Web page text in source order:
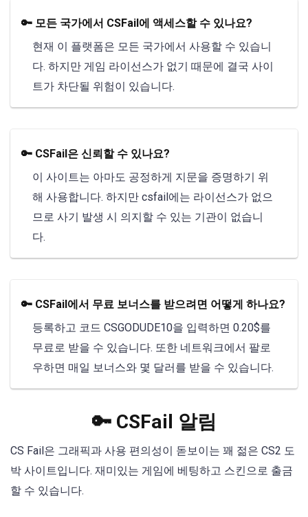
🔑 모든 국가에서 CSFail에 액세스할 수 있나요?
현재 이 플랫폼은 모든 국가에서 사용할 수 있습니
다. 하지만 게임 라이선스가 없기 때문에 결국 사이
트가 차단될 위험이 있습니다.
🔑 CSFail은 신뢰할 수 있나요?
이 사이트는 아마도 공정하게 지문을 증명하기 위
해 사용합니다. 하지만 csfail에는 라이선스가 없으
므로 사기 발생 시 의지할 수 있는 기관이 없습니
다.
🔑 CSFail에서 무료 보너스를 받으려면 어떻게 하나요?
등록하고 코드 CSGODUDE10을 입력하면 0.20$를
무료로 받을 수 있습니다. 또한 네트워크에서 팔로
우하면 매일 보너스와 몇 달러를 받을 수 있습니다.
🔑 CSFail 알림
CS Fail은 그래픽과 사용 편의성이 돋보이는 꽤 젊은 CS2 도
박 사이트입니다. 재미있는 게임에 베팅하고 스킨으로 출금
할 수 있습니다.